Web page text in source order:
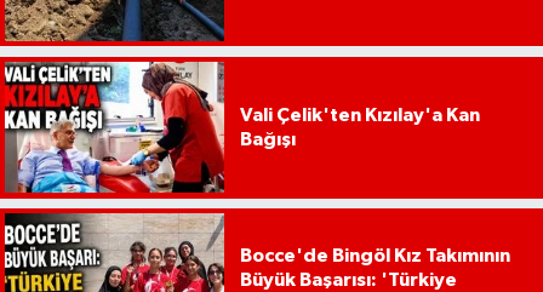
Vali Çelik'ten Kızılay'a Kan
Bağışı
Bocce'de Bingöl Kız Takımının
Büyük Başarısı: 'Türkiye